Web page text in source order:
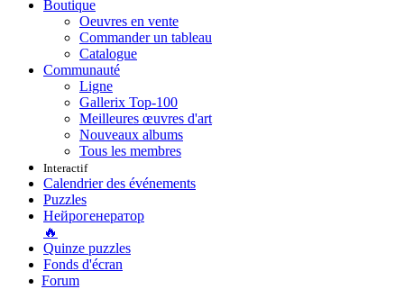
Boutique
Oeuvres en vente
Commander un tableau
Catalogue
Communauté
Ligne
Gallerix Top-100
Meilleures œuvres d'art
Nouveaux albums
Tous les membres
Interactif
Calendrier des événements
Puzzles
Нейрогенератор
🔥
Quinze puzzles
Fonds d'écran
Forum